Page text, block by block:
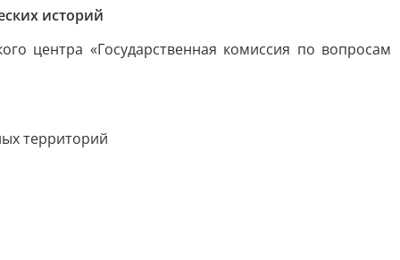
историй
центра «Государственная комиссия по вопросам
территорий